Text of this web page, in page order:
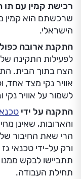
רכישת קמין עם תו
שרכשתם הוא קמין
הישראלי.
התקנת ארובה
לפעילות התקינה
הצח בתוך הבית.
אוויר נקי מצד אחד,
לשמור על אוויר נקי
התקנה על ידי
והארובות, שאינן
הרי שאת החיבור
ורק על-ידי טכנאי
תתביישו לבקש ממנו
תחילת העבודה.